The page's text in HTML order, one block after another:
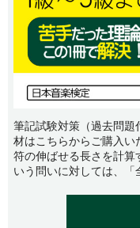
筆記試験対策（過去問題
材はこちらからご購入
符の伸ばせる長さを計算
いう問いに対しては、